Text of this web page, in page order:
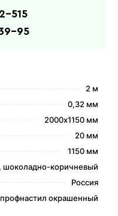
2 м
0,32 мм
2000х1150 мм
20 мм
1150 мм
шоколадно-коричневый
Россия
профнастил окрашенный
515
95